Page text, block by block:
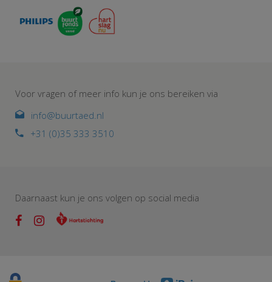
Voor vragen of meer info kun je ons bereiken via
info@buurtaed.nl
+31 (0)35 333 3510
Daarnaast kun je ons volgen op social media